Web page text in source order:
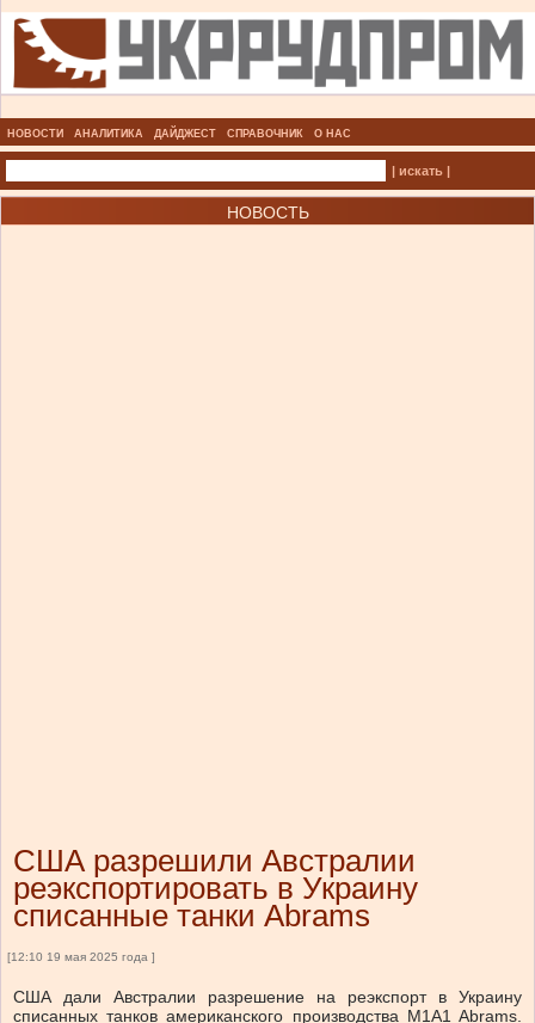
НОВОСТИ АНАЛИТИКА ДАЙДЖЕСТ СПРАВОЧНИК О НАС
| искать |
НОВОСТЬ
США разрешили Австралии
реэкспортировать в Украину
списанные танки Abrams
[12:10 19 мая 2025 года ]
США дали Австралии разрешение на реэкспорт в Украину
списанных танков американского производства M1A1 Abrams.